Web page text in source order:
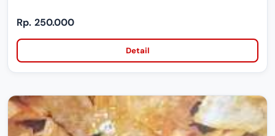
Rp. 250.000
Detail